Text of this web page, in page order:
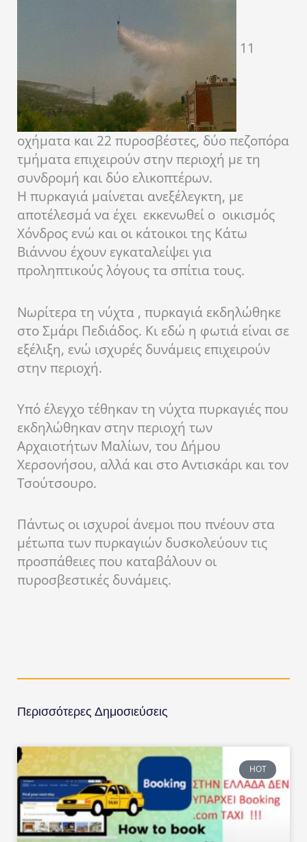
11
οχήματα και 22 πυροσβέστες, δύο πεζοπόρα
τμήματα επιχειρούν στην περιοχή με τη
συνδρομή και δύο ελικοπτέρων.
Η πυρκαγιά μαίνεται ανεξέλεγκτη, με
αποτέλεσμά να έχει εκκενωθεί ο οικισμός
Χόνδρος ενώ και οι κάτοικοι της Κάτω
Βιάννου έχουν εγκαταλείψει για
προληπτικούς λόγους τα σπίτια τους.
Νωρίτερα τη νύχτα , πυρκαγιά εκδηλώθηκε
στο Σμάρι Πεδιάδος. Κι εδώ η φωτιά είναι σε
εξέλιξη, ενώ ισχυρές δυνάμεις επιχειρούν
στην περιοχή.
Υπό έλεγχο τέθηκαν τη νύχτα πυρκαγιές που
εκδηλώθηκαν στην περιοχή των
Αρχαιοτήτων Μαλίων, του Δήμου
Χερσονήσου, αλλά και στο Αντισκάρι και τον
Τσούτσουρο.
Πάντως οι ισχυροί άνεμοι που πνέουν στα
μέτωπα των πυρκαγιών δυσκολεύουν τις
προσπάθειες που καταβάλουν οι
πυροσβεστικές δυνάμεις.
Περισσότερες Δημοσιεύσεις
HOT